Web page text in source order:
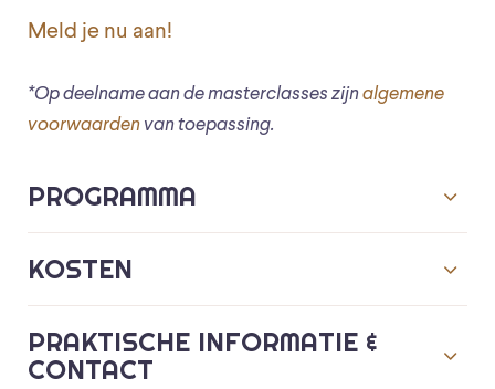
Meld je nu aan!
*Op deelname aan de masterclasses zijnalgemene
voorwaarden van toepassing.
PROGRAMMA
KOSTEN
PRAKTISCHE INFORMATIE &
CONTACT